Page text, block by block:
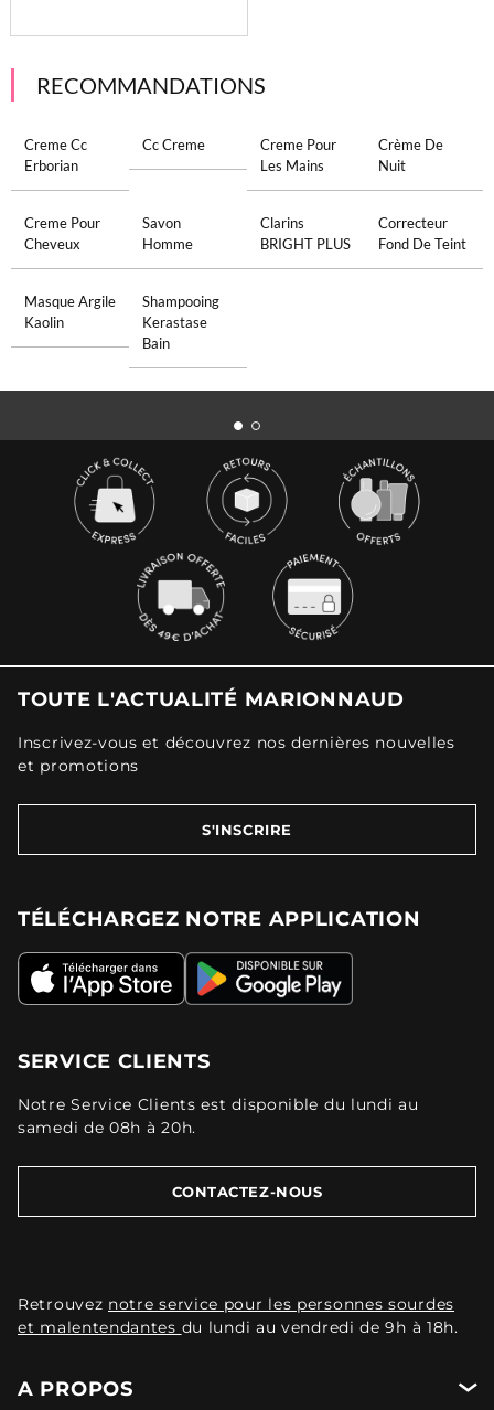
RECOMMANDATIONS
Creme Cc
Erborian
Cc Creme
Creme Pour
Les Mains
Crème De
Nuit
Creme Pour
Cheveux
Savon
Homme
Clarins
BRIGHT PLUS
Correcteur
Fond De Teint
Masque Argile
Kaolin
Shampooing
Kerastase
Bain
TOUTE L'ACTUALITÉ MARIONNAUD
Inscrivez-vous et découvrez nos dernières nouvelles
et promotions
S'INSCRIRE
TÉLÉCHARGEZ NOTRE APPLICATION
SERVICE CLIENTS
Notre Service Clients est disponible du lundi au
samedi de 08h à 20h.
CONTACTEZ-NOUS
Retrouvez notre service pour les personnes sourdes
et malentendantes du lundi au vendredi de 9h à 18h.
A PROPOS